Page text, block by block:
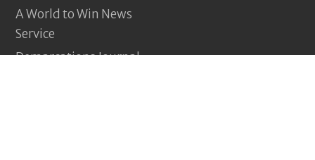
A World to Win News
Service
Demarcations Journal